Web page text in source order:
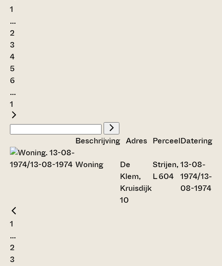
1
...
2
3
4
5
6
...
1
Beschrijving Adres PerceelDatering
Woning
De
Klem,
Kruisdijk
10
Strijen,
L 604
13-08-
1974/13-
08-1974
1
...
2
3